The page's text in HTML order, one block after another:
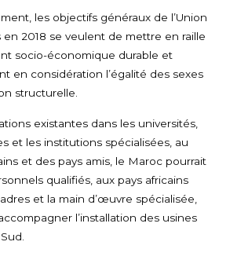
les objectifs généraux de l’Union
en 2018 se veulent de mettre en raille
socio-économique durable et
en considération l’égalité des sexes
structurelle.
existantes dans les universités,
et les institutions spécialisées, au
et des pays amis, le Maroc pourrait
qualifiés, aux pays africains
et la main d’œuvre spécialisée,
l’installation des usines